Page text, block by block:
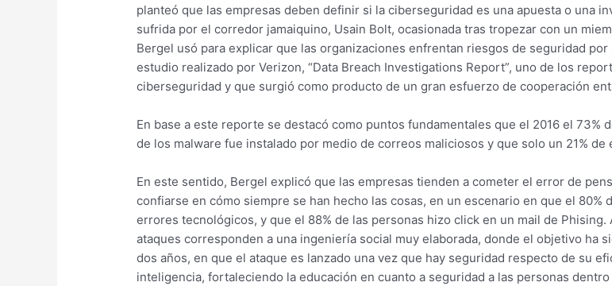
planteó que las empresas deben definir si la ciberseguridad es una apuesta o una
sufrida por el corredor jamaiquino, Usain Bolt, ocasionada tras tropezar con un
Bergel usó para explicar que las organizaciones enfrentan riesgos de seguridad
estudio realizado por Verizon, “Data Breach Investigations Report”, uno de los
ciberseguridad y que surgió como producto de un gran esfuerzo de cooperación
En base a este reporte se destacó como puntos fundamentales que el 2016 el 73%
de los malware fue instalado por medio de correos maliciosos y que solo un 21%
En este sentido, Bergel explicó que las empresas tienden a cometer el error de
confiarse en cómo siempre se han hecho las cosas, en un escenario en que el
errores tecnológicos, y que el 88% de las personas hizo click en un mail de
ataques corresponden a una ingeniería social muy elaborada, donde el objetivo ha
dos años, en que el ataque es lanzado una vez que hay seguridad respecto de su
inteligencia, fortaleciendo la educación en cuanto a seguridad a las personas